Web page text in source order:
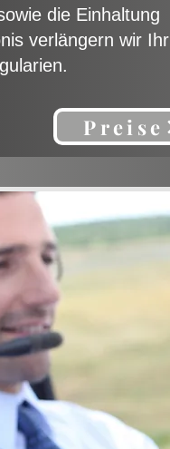
die Einhaltung
verlängern wir Ihr
Preise